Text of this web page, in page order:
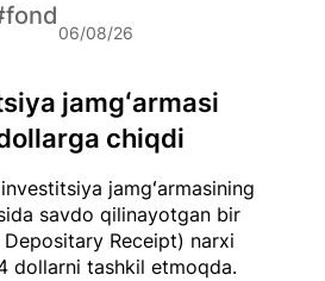
jamgʻarmasining
savdo qilinayotgan bir
Receipt) narxi
dollarni tashkil etmoqda.
jamgʻarmasi
chiqdi
06/08/26